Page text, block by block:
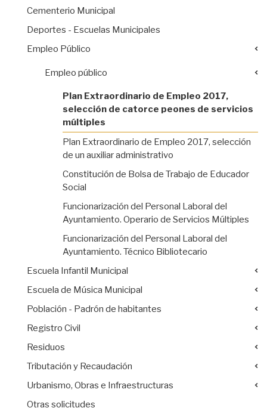
Cementerio Municipal
Deportes - Escuelas Municipales
Empleo Público
Empleo público
Plan Extraordinario de Empleo 2017,
selección de catorce peones de servicios
múltiples
Plan Extraordinario de Empleo 2017, selección
de un auxiliar administrativo
Constitución de Bolsa de Trabajo de Educador
Social
Funcionarización del Personal Laboral del
Ayuntamiento. Operario de Servicios Múltiples
Funcionarización del Personal Laboral del
Ayuntamiento. Técnico Bibliotecario
Escuela Infantil Municipal
Escuela de Música Municipal
Población - Padrón de habitantes
Registro Civil
Residuos
Tributación y Recaudación
Urbanismo, Obras e Infraestructuras
Otras solicitudes